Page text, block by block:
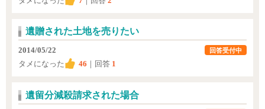
遺贈された土地を売りたい
2014/05/22
タメになった
46 ｜回答 1
回答受付中
遺留分減殺請求された場合